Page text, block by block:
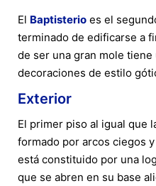
El Baptisterio es el
terminado de edificarse a
de ser una gran mole
decoraciones de estilo
Exterior
El primer piso al igual que
formado por arcos ciegos
está constituido por una
que se abren en su base